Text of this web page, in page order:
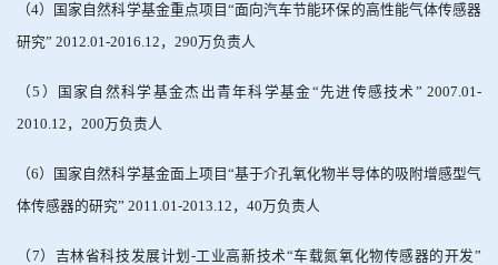
（4）国家自然科学基金重点项目 “面向汽车节能环保的高性能气体传感器
研究” 2012.01-2016.12 ， 290万负责人
（5 ）国家自然科学基金杰出青年科学基金“先进传感技术 ” 2007.01-
2010.12 ， 200万负责人
（6）国家自然科学基金面上项目 “基于介孔氧化物半导体的吸附增感型气
体传感器的研究” 2011.01-2013.12 ， 40万负责人
（7）吉林省科技发展计划 -工业高新技术“车载氮氧化物传感器的开发”